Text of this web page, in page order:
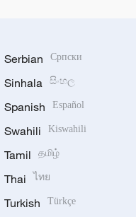
Serbian Српски
Sinhala සිංහල
Spanish Español
Swahili Kiswahili
Tamil தமிழ்
Thai ไทย
Turkish Türkçe